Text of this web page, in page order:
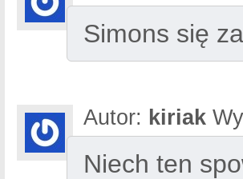
Simons się
Autor: kiriak
Niech ten